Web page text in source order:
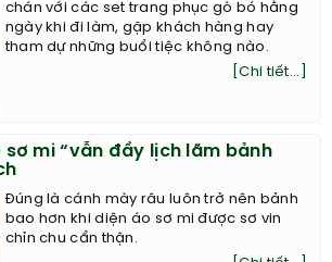
chán với các set trang phục gò bó hằng
ngày khi đi làm, gặp khách hàng hay
tham dự những buổi tiệc không nào.
[Chi tiết...]
sơ mi “vẫn đầy lịch lãm bảnh
Đúng là cánh mày râu luôn trở nên bảnh
bao hơn khi diện áo sơ mi được sơ vin
chỉn chu cẩn thận.